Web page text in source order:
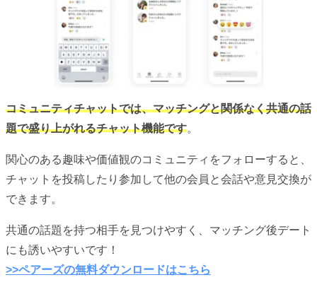
コミュニティチャットでは、マッチングと関係なく共通の話
題で盛り上がれるチャット機能です。
関心のある趣味や価値観のコミュニティをフォローすると、
チャットを投稿したり参加して他の会員と会話や意見交換が
できます。
共通の話題を持つ相手を見つけやすく、マッチング後デート
にも誘いやすいです！
>>ペアーズの無料ダウンロードはこちら